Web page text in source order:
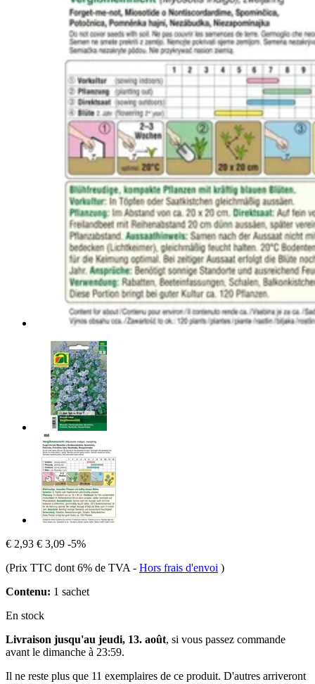
€ 2,93 € 3,09 -5%
(Prix TTC dont 6% de TVA - Hors frais d'envoi )
Contenu: 1 sachet
En stock
Livraison jusqu'au jeudi, 13. août, si vous passez commande
avant le dimanche à 23:59.
Il ne reste plus que 11 exemplaires de ce produit. D'autres arriveront